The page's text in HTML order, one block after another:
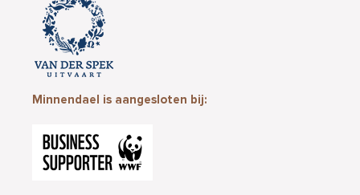
Minnendael is aangesloten bij: